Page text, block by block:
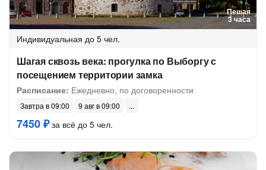
Пешая
3 часа
Индивидуальная до 5 чел.
Шагая сквозь века: прогулка по Выборгу с
посещением территории замка
Расписание: Ежедневно, по договоренности
Завтра в 09:00 9 авг в 09:00
7450 ₽за всё до 5 чел.